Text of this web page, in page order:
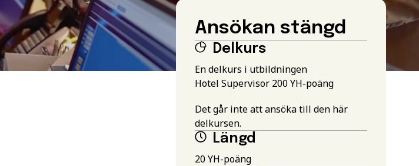
Ansökan stängd
Delkurs
En delkurs i utbildningen
Hotel Supervisor 200 YH-poäng
Det går inte att ansöka till den här
delkursen.
Längd
20 YH-poäng